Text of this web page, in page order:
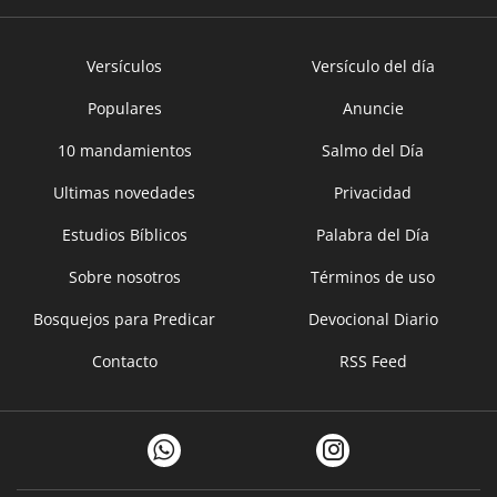
Versículos
Versículo del día
Populares
Anuncie
10 mandamientos
Salmo del Día
Ultimas novedades
Privacidad
Estudios Bíblicos
Palabra del Día
Sobre nosotros
Términos de uso
Bosquejos para Predicar
Devocional Diario
Contacto
RSS Feed